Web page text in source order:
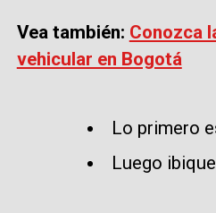
Vea también: Conozca
vehicular en Bogotá
Lo primero
Luego